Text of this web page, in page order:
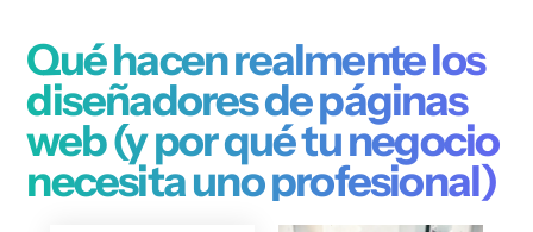
Qué hacen realmente los
diseñadores de páginas
web (y por qué tu negocio
necesita uno profesional)